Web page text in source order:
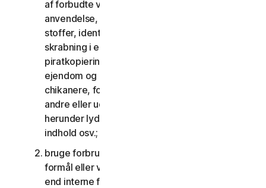
af forbudte varer til militær brug og dobbelt
anvendelse, tilbud eller salg af kontrollerede
stoffer, identitetstyveri, hacking, pharming,
skrabning i enhver form eller mængde, digital
piratkopiering, overtrædelser af intellektuel
ejendom og andre lignende aktiviteter; eller til at
chikanere, forfølge, true, skade eller overvåge
andre eller udnytte børn på nogen måde,
herunder lyd, video, fotografering, digitalt
indhold osv.;
bruge forbrugertjenesterne til kommercielle
formål eller virksomhedstjenesterne til andet
end interne forretningsformål;